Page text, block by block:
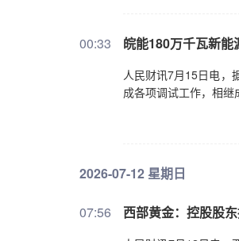
00:33 皖能180万千瓦新
人民财讯7月15日电，
成各项调试工作，相
2026-07-12 星期日
07:56 西部黄金：控股股